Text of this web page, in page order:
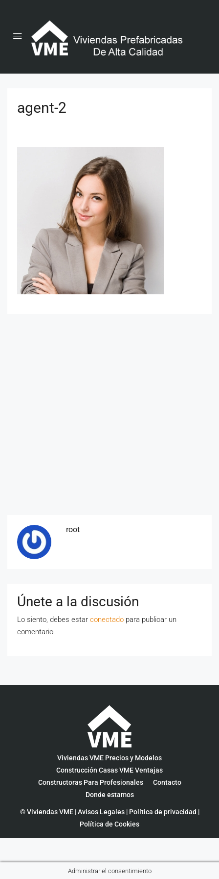
agent-2
root
Únete a la discusión
Lo siento, debes estar conectado para publicar un
comentario.
Viviendas VME Precios y Modelos
Construcción Casas VME Ventajas
Constructoras Para Profesionales
Contacto
Donde estamos
© Viviendas VME |Avisos Legales| Política de privacidad |
Política de Cookies
Administrar el consentimiento